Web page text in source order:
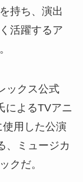
持ち、演出
活躍するア
ックス公式
によるTVアニ
用した公演
、ミュージカ
クだ。